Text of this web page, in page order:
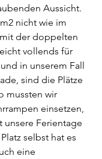
Aussicht.
nicht wie im
der doppelten
vollends für
in unserem Fall
sind die Plätze
mussten wir
einsetzen,
Ferientage
selbst hat es
eine